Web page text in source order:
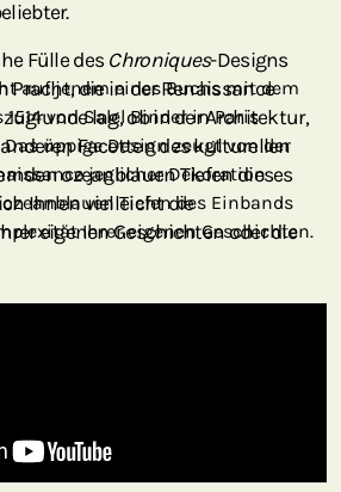
Fülle desChroniques-Designs
Pracht, die in der Renaissance
lag, ob in der Architektur,
Facetten des kulturellen
ozeanblauen Tiefen dieses
Ihnen vielleicht die
eigenen Geschichten oder die
auf jenem eines Buchs mit dem
von Salel Binder in Paris
üppige Design zeugt von der
jeglicher Dekoration
Tiefen des Einbands
Ihrer eigenen Geschichten.